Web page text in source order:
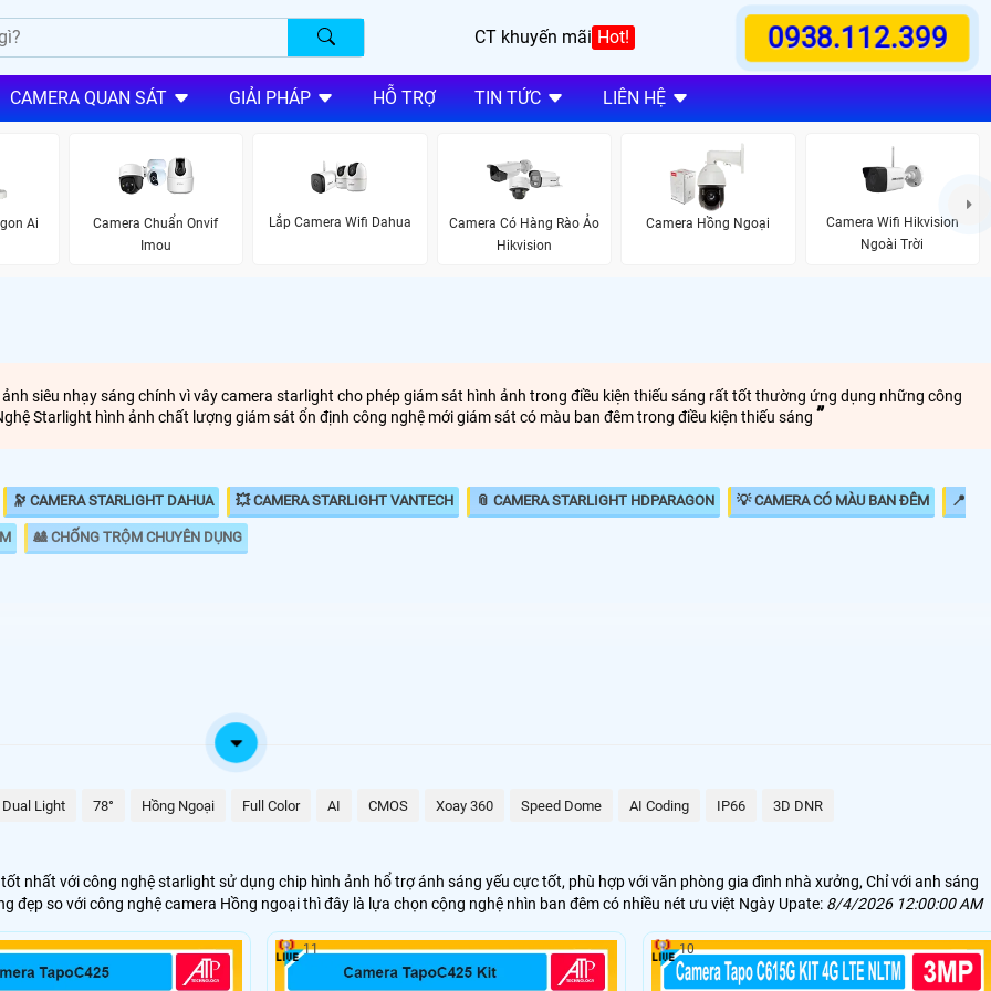
CT khuyến mãi Hot! 0938.112.399
CAMERA QUAN SÁT GIẢI PHÁP HỖ TRỢ TIN TỨC LIÊN HỆ
Ai
Camera Chuẩn Onvif
Imou
Lắp Camera Wifi Dahua
Camera Có Hàng Rào Ảo
Hikvision
Camera Hồng Ngoại
Camera Wifi Hikvision
Ngoài Trời
siêu nhạy sáng chính vì vây camera starlight cho phép giám sát hình ảnh trong điều kiện thiếu sáng rất tốt thường ứng dụng những công
Starlight hình ảnh chất lượng giám sát ổn định công nghệ mới giám sát có màu ban đêm trong điều kiện thiếu sáng
🔭 CAMERA STARLIGHT DAHUA 💥 CAMERA STARLIGHT VANTECH 📎 CAMERA STARLIGHT HDPARAGON 💡 CAMERA CÓ MÀU BAN ĐÊM 📍
🎎 CHỐNG TRỘM CHUYÊN DỤNG
nhà
🌙 Lắp Camera Starlight Dahua
🥈 Lắp Camera Starlight Trọn Bộ 1.700.000 VNĐCamera Dahua
là giải pháp lắp camera phù hợp cho gia đình văn phòng, với tiêu chí giám sát ban đêm hiệu quả hình ảnh rõ nét. Ngoài ra camera starlight
pháp giám sát hoàn hảo hơn. 😱
Dual Light 78° Hồng Ngoại Full Color AI CMOS Xoay 360 Speed Dome AI Coding IP66 3D DNR
nhất với công nghệ starlight sử dụng chip hình ảnh hổ trợ ánh sáng yếu cực tốt, phù hợp với văn phòng gia đình nhà xưởng, Chỉ với anh sáng
so với công nghệ camera Hồng ngoại thì đây là lựa chọn cộng nghệ nhìn ban đêm có nhiều nét ưu việt Ngày Upate: 8/4/2026 12:00:00 AM
11 10